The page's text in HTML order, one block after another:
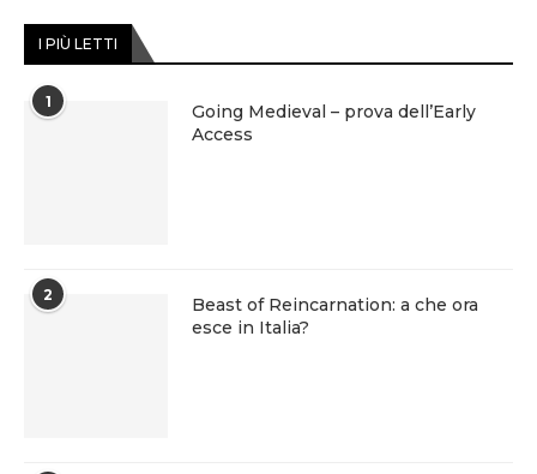
I PIÙ LETTI
1
Going Medieval – prova dell’Early
Access
2
Beast of Reincarnation: a che ora
esce in Italia?